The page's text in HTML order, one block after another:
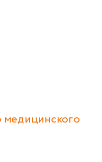
медицинского